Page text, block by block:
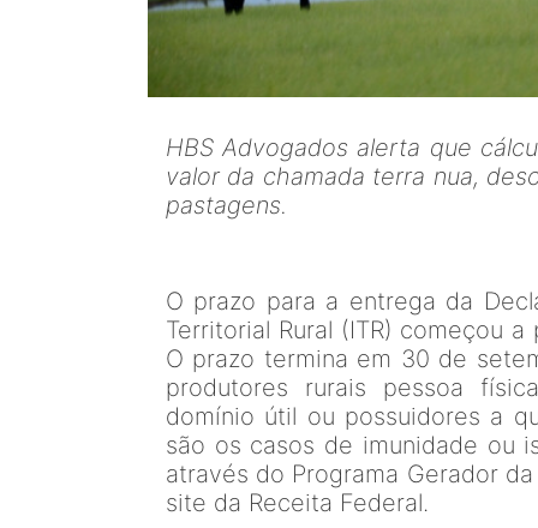
HBS Advogados alerta que
valor da chamada terra nua,
pastagens.
O prazo para a entrega da
Territorial Rural (ITR) começou
O prazo termina em 30 de
produtores rurais pessoa
domínio útil ou possuidores a
são os casos de imunidade ou
através do Programa Gerador
site da Receita Federal.